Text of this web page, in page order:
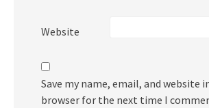
Website
Save my name, email, and website
browser for the next time I